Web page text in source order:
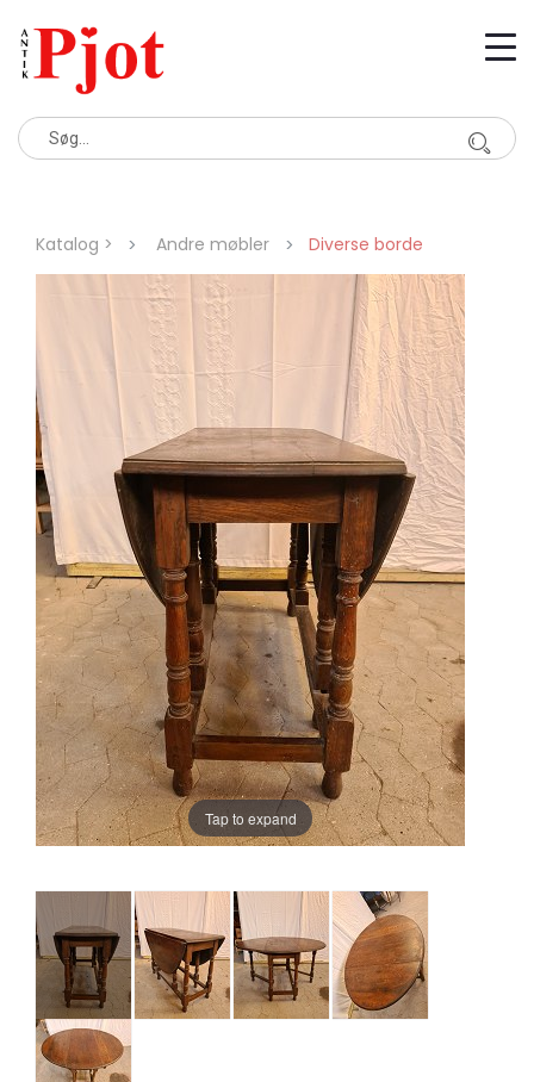
Katalog > Andre møbler Diverse borde
Tap to expand